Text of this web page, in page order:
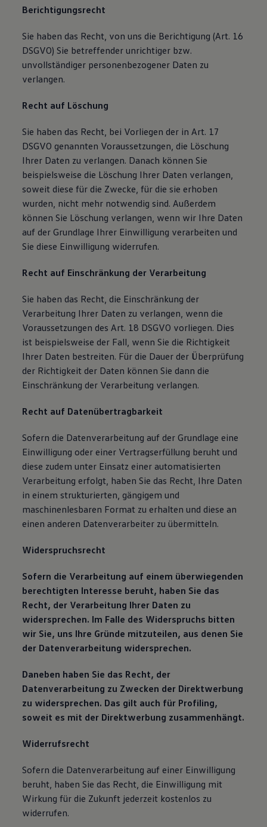
Berichtigungsrecht
Sie haben das Recht, von uns die Berichtigung (Art. 16
DSGVO) Sie betreffender unrichtiger bzw.
unvollständiger personenbezogener Daten zu
verlangen.
Recht auf Löschung
Sie haben das Recht, bei Vorliegen der in Art. 17
DSGVO genannten Voraussetzungen, die Löschung
Ihrer Daten zu verlangen. Danach können Sie
beispielsweise die Löschung Ihrer Daten verlangen,
soweit diese für die Zwecke, für die sie erhoben
wurden, nicht mehr notwendig sind. Außerdem
können Sie Löschung verlangen, wenn wir Ihre Daten
auf der Grundlage Ihrer Einwilligung verarbeiten und
Sie diese Einwilligung widerrufen.
Recht auf Einschränkung der Verarbeitung
Sie haben das Recht, die Einschränkung der
Verarbeitung Ihrer Daten zu verlangen, wenn die
Voraussetzungen des Art. 18 DSGVO vorliegen. Dies
ist beispielsweise der Fall, wenn Sie die Richtigkeit
Ihrer Daten bestreiten. Für die Dauer der Überprüfung
der Richtigkeit der Daten können Sie dann die
Einschränkung der Verarbeitung verlangen.
Recht auf Datenübertragbarkeit
Sofern die Datenverarbeitung auf der Grundlage eine
Einwilligung oder einer Vertragserfüllung beruht und
diese zudem unter Einsatz einer automatisierten
Verarbeitung erfolgt, haben Sie das Recht, Ihre Daten
in einem strukturierten, gängigem und
maschinenlesbaren Format zu erhalten und diese an
einen anderen Datenverarbeiter zu übermitteln.
Widerspruchsrecht
Sofern die Verarbeitung auf einem überwiegenden
berechtigten Interesse beruht, haben Sie das
Recht, der Verarbeitung Ihrer Daten zu
widersprechen. Im Falle des Widerspruchs bitten
wir Sie, uns Ihre Gründe mitzuteilen, aus denen Sie
der Datenverarbeitung widersprechen.
Daneben haben Sie das Recht, der
Datenverarbeitung zu Zwecken der Direktwerbung
zu widersprechen. Das gilt auch für Profiling,
soweit es mit der Direktwerbung zusammenhängt.
Widerrufsrecht
Sofern die Datenverarbeitung auf einer Einwilligung
beruht, haben Sie das Recht, die Einwilligung mit
Wirkung für die Zukunft jederzeit kostenlos zu
widerrufen.